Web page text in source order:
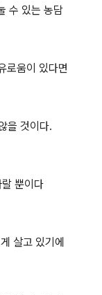
수 있는 농담
로움이 있다면
을 것이다.
뿐이다
살고 있기에